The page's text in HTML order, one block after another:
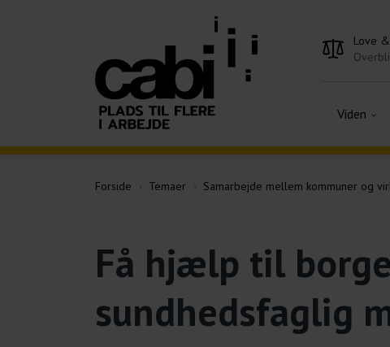
Love
Viden
Forside Temaer Samarbejde mellem kommuner og
Få hjælp til
sundhedsfaglig